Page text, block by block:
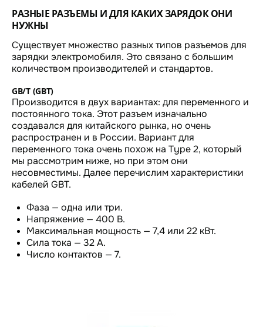
РАЗНЫЕ РАЗЪЕМЫ И ДЛЯ КАКИХ ЗАРЯДОК ОНИ
НУЖНЫ
Существует множество разных типов разъемов для
зарядки электромобиля. Это связано с большим
количеством производителей и стандартов.
GB/T (GBT)
Производится в двух вариантах: для переменного и
постоянного тока. Этот разъем изначально
создавался для китайского рынка, но очень
распространен и в России. Вариант для
переменного тока очень похож на Type 2, который
мы рассмотрим ниже, но при этом они
несовместимы. Далее перечислим характеристики
кабелей GBT.
Фаза — одна или три.
Напряжение — 400 В.
Максимальная мощность — 7,4 или 22 кВт.
Сила тока — 32 А.
Число контактов — 7.